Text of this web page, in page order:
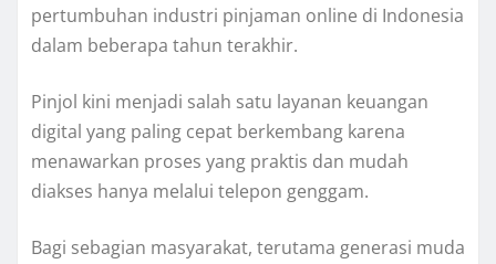
pertumbuhan industri pinjaman online di Indonesia
dalam beberapa tahun terakhir.
Pinjol kini menjadi salah satu layanan keuangan
digital yang paling cepat berkembang karena
menawarkan proses yang praktis dan mudah
diakses hanya melalui telepon genggam.
Bagi sebagian masyarakat, terutama generasi muda